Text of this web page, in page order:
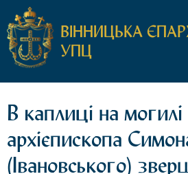
ВІННИЦЬКА
УПЦ
В каплиці на могилі
архієпископа
(Івановського)